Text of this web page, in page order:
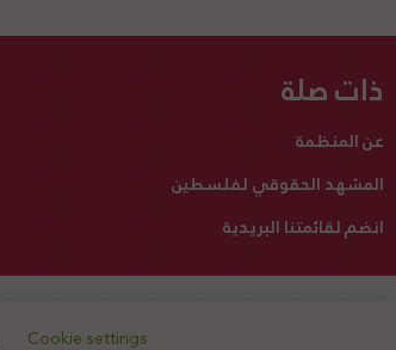
ذات صلة
عن المنظمة
المشهد الحقوقي لفلسطين
انضم لقائمتنا البريدية
اتصل بنا تبرع لنا
Cookie settings